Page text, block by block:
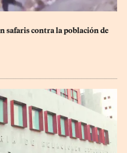
safaris contra la población de